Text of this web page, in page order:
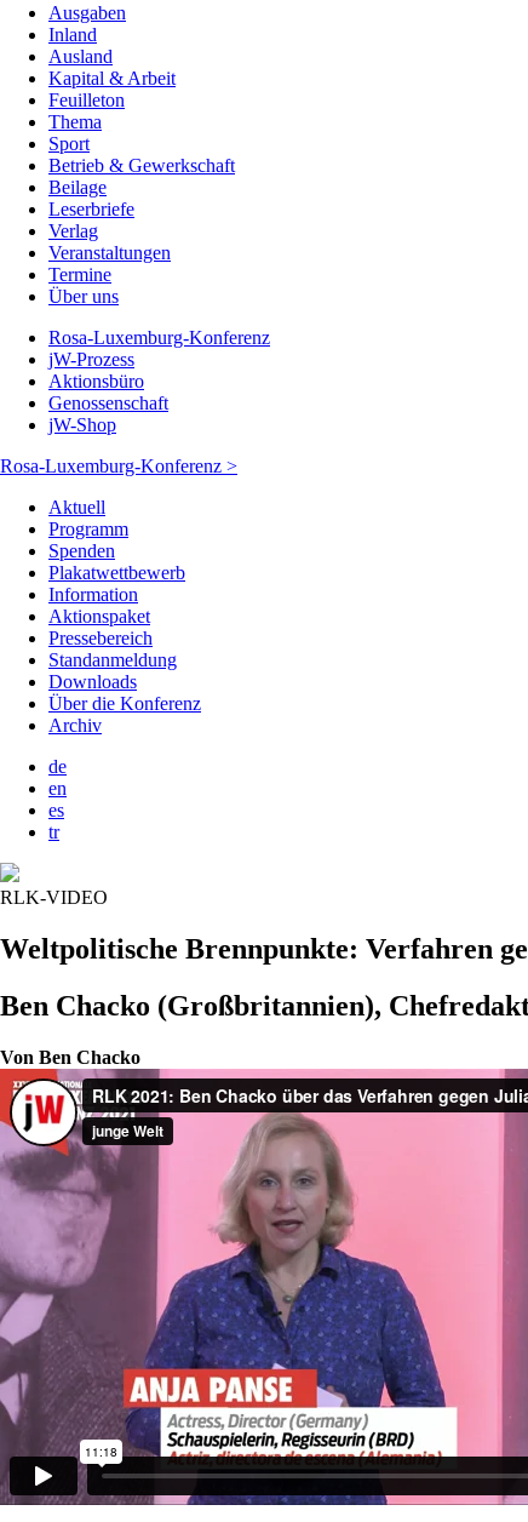
Ausgaben
Inland
Ausland
Kapital & Arbeit
Feuilleton
Thema
Sport
Betrieb & Gewerkschaft
Beilage
Leserbriefe
Verlag
Veranstaltungen
Termine
Über uns
Rosa-Luxemburg-Konferenz
jW-Prozess
Aktionsbüro
Genossenschaft
jW-Shop
Rosa-Luxemburg-Konferenz >
Aktuell
Programm
Spenden
Plakatwettbewerb
Information
Aktionspaket
Pressebereich
Standanmeldung
Downloads
Über die Konferenz
Archiv
de
en
es
tr
RLK-VIDEO
Weltpolitische Brennpunkte: Verfahren
Ben Chacko (Großbritannien),
Von Ben Chacko